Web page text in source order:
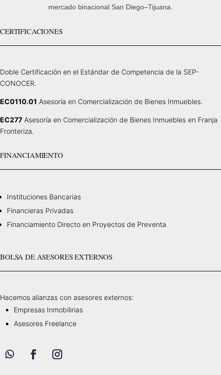
mercado binacional San Diego–Tijuana.
CERTIFICACIONES
Doble Certificación en el Estándar de Competencia de la SEP-
CONOCER.
EC0110.01 Asesoría en Comercialización de Bienes Inmuebles.
EC277 Asesoría en Comercialización de Bienes Inmuebles en Franja
Fronteriza.
FINANCIAMIENTO
Instituciones Bancarias
Financieras Privadas
Financiamiento Directo en Proyectos de Preventa
BOLSA DE ASESORES EXTERNOS
Hacemos alianzas con asesores externos:
Empresas Inmobilirias
Asesores Freelance